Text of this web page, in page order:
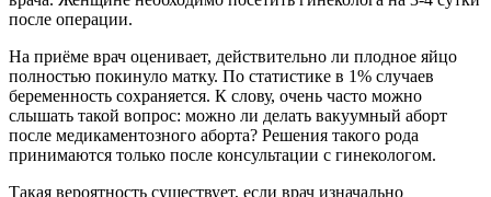
после операции.
На приёме врач оценивает, действительно ли плодное яйцо
полностью покинуло матку. По статистике в 1% случаев
беременность сохраняется. К слову, очень часто можно
слышать такой вопрос: можно ли делать вакуумный аборт
после медикаментозного аборта? Решения такого рода
принимаются только после консультации с гинекологом.
Такая вероятность существует, если врач изначально